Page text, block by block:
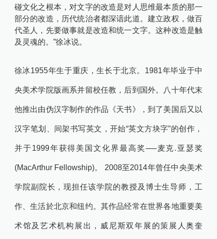
碰文化之根本，对文字的改造是对人思维最本质的那一
部分的改造，历代统治者都深谙此道。建立政权，做百
代圣人，先要做事就是改造和统一文字。这种改造是触
及灵魂的。”徐冰说。
徐冰1955年生于重庆，生长于北京。1981年毕业于中
央美术学院版画系并留校任教，后到国外。 八十年代末
他推出由伪汉字制作的作品《天书》，到了美国后又以
汉字笔划、间架书写英文，开始“英文方块字”的创作，
并于1999年获得美国文化界最高奖──麦克.亚瑟奖
(MacArthur Fellowship)。 2008至2014年曾任中央美术
学院副院长，现担任该学院的教授及博士生导师，工
作、生活於北京和纽约。其作品经常在世界各地重要美
术馆及艺术机构展出，威尼斯双年展的策展人奥奎